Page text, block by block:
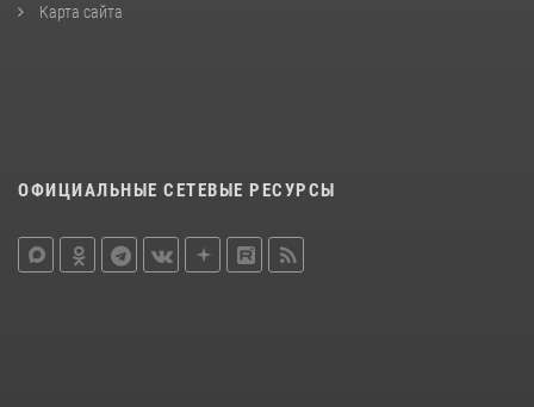
Карта сайта
ОФИЦИАЛЬНЫЕ СЕТЕВЫЕ РЕСУРСЫ